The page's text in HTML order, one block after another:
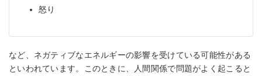
怒り
など、ネガティブなエネルギーの影響を受けている可能性がある
といわれています。このときに、人間関係で問題がよく起こると